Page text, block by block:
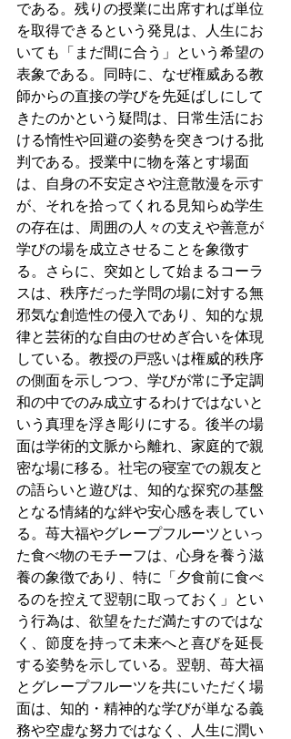
である。残りの授業に出席すれば単位
を取得できるという発見は、人生にお
いても「まだ間に合う」という希望の
表象である。同時に、なぜ権威ある教
師からの直接の学びを先延ばしにして
きたのかという疑問は、日常生活にお
ける惰性や回避の姿勢を突きつける批
判である。授業中に物を落とす場面
は、自身の不安定さや注意散漫を示す
が、それを拾ってくれる見知らぬ学生
の存在は、周囲の人々の支えや善意が
学びの場を成立させることを象徴す
る。さらに、突如として始まるコーラ
スは、秩序だった学問の場に対する無
邪気な創造性の侵入であり、知的な規
律と芸術的な自由のせめぎ合いを体現
している。教授の戸惑いは権威的秩序
の側面を示しつつ、学びが常に予定調
和の中でのみ成立するわけではないと
いう真理を浮き彫りにする。後半の場
面は学術的文脈から離れ、家庭的で親
密な場に移る。社宅の寝室での親友と
の語らいと遊びは、知的な探究の基盤
となる情緒的な絆や安心感を表してい
る。苺大福やグレープフルーツといっ
た食べ物のモチーフは、心身を養う滋
養の象徴であり、特に「夕食前に食べ
るのを控えて翌朝に取っておく」とい
う行為は、欲望をただ満たすのではな
く、節度を持って未来へと喜びを延長
する姿勢を示している。翌朝、苺大福
とグレープフルーツを共にいただく場
面は、知的・精神的な学びが単なる義
務や空虚な努力ではなく、人生に潤い